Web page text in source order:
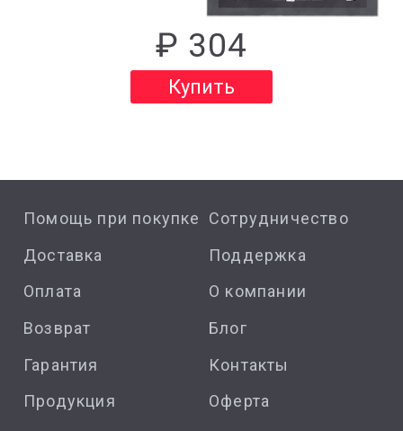
₽ 304
Купить
Помощь при покупке
Доставка
Оплата
Возврат
Гарантия
Продукция
Сотрудничество
Поддержка
О компании
Блог
Контакты
Оферта